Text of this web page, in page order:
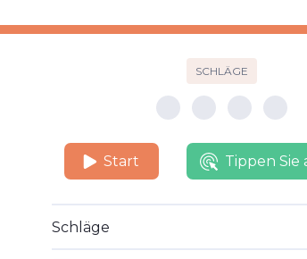
SCHLÄGE
Start Tippen Sie
Schläge